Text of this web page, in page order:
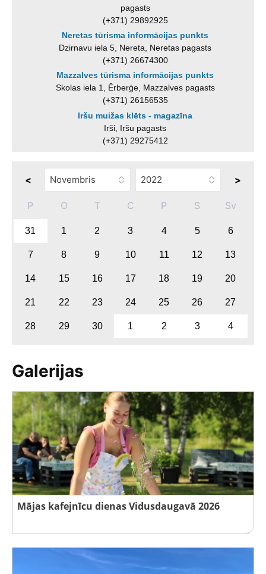
pagasts
(+371) 29892925
Neretas tūrisma informācijas punkts
Dzirnavu iela 5, Nereta, Neretas pagasts
(+371) 26674300
Mazzalves tūrisma informācijas punkts
Skolas iela 1, Ērberģe, Mazzalves pagasts
(+371) 26156535
Iršu muižas klēts - magazīna
Irši, Iršu pagasts
(+371) 29275412
< >
P O T C P S Sv
31 1 2 3 4 5 6
7 8 9 10 11 12 13
14 15 16 17 18 19 20
21 22 23 24 25 26 27
28 29 30 1 2 3 4
Galerijas
Mājas kafejnīcu dienas Vidusdaugavā 2026